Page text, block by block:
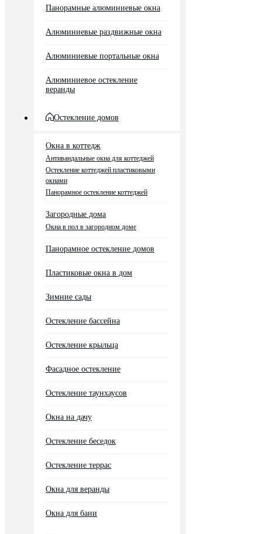
Панорамные алюминиевые окна
Алюминиевые раздвижные окна
Алюминиевые портальные окна
Алюминиевое остекление
веранды
Остекление домов
Окна в коттедж
Антивандальные окна для коттеджей
Остекление коттеджей пластиковыми
окнами
Панорамное остекление коттеджей
Загородные дома
Окна в пол в загородном доме
Панорамное остекление домов
Пластиковые окна в дом
Зимние сады
Остекление бассейна
Остекление крыльца
Фасадное остекление
Остекление таунхаусов
Окна на дачу
Остекление беседок
Остекление террас
Окна для веранды
Окна для бани